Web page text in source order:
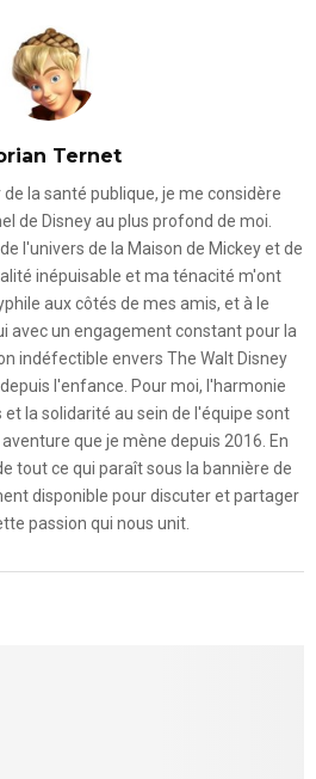
Ternet
la santé publique, je me considère
de Disney au plus profond de moi.
l'univers de la Maison de Mickey et de
inépuisable et ma ténacité m'ont
aux côtés de mes amis, et à le
avec un engagement constant pour la
indéfectible envers The Walt Disney
l'enfance. Pour moi, l'harmonie
la solidarité au sein de l'équipe sont
que je mène depuis 2016. En
tout ce qui paraît sous la bannière de
disponible pour discuter et partager
passion qui nous unit.